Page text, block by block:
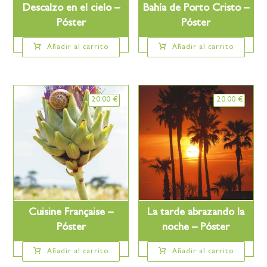
Descalzo en el cielo –
Póster
Añadir al carrito
Bahía de Porto Cristo –
Póster
Añadir al carrito
Cuisine Française –
Póster
20.00 €
Añadir al carrito
La tarde abrazando la
noche – Póster
20.00 €
Añadir al carrito